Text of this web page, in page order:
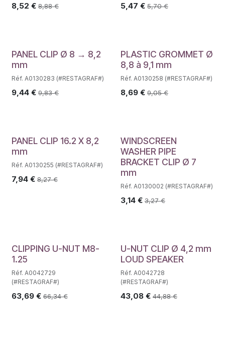
8,52 € 8,88€ 5,47 € 5,70€
PANEL CLIP Ø 8 → 8,2
mm
Réf. A0130283 (#RESTAGRAF#)
9,44 € 9,83€
PLASTIC GROMMET Ø
8,8 à 9,1 mm
Réf. A0130258 (#RESTAGRAF#)
8,69€ 9,05€
PANEL CLIP 16.2 X 8,2
mm
Réf. A0130255 (#RESTAGRAF#)
7,94 € 8,27€
WINDSCREEN
WASHER PIPE
BRACKET CLIP Ø 7
mm
Réf. A0130002 (#RESTAGRAF#)
3,14€ 3,27€
CLIPPING U-NUT M8-
1.25
Réf. A0042729
(#RESTAGRAF#)
63,69 € 66,34€
U-NUT CLIP Ø 4,2 mm
LOUD SPEAKER
Réf. A0042728
(#RESTAGRAF#)
43,08€ 44,88€